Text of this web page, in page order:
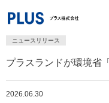
ニュースリリース
プラスランドが環境省
2026.06.30